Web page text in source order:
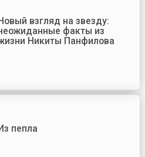
взгляд на звезду:
факты из
Никиты Панфилова
пепла